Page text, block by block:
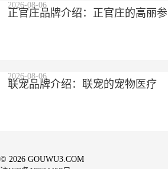
正官庄品牌介绍：正官庄的高丽参
2026-08-06
联宠品牌介绍：联宠的宠物医疗
2026-08-06
© 2026 GOUWU3.COM